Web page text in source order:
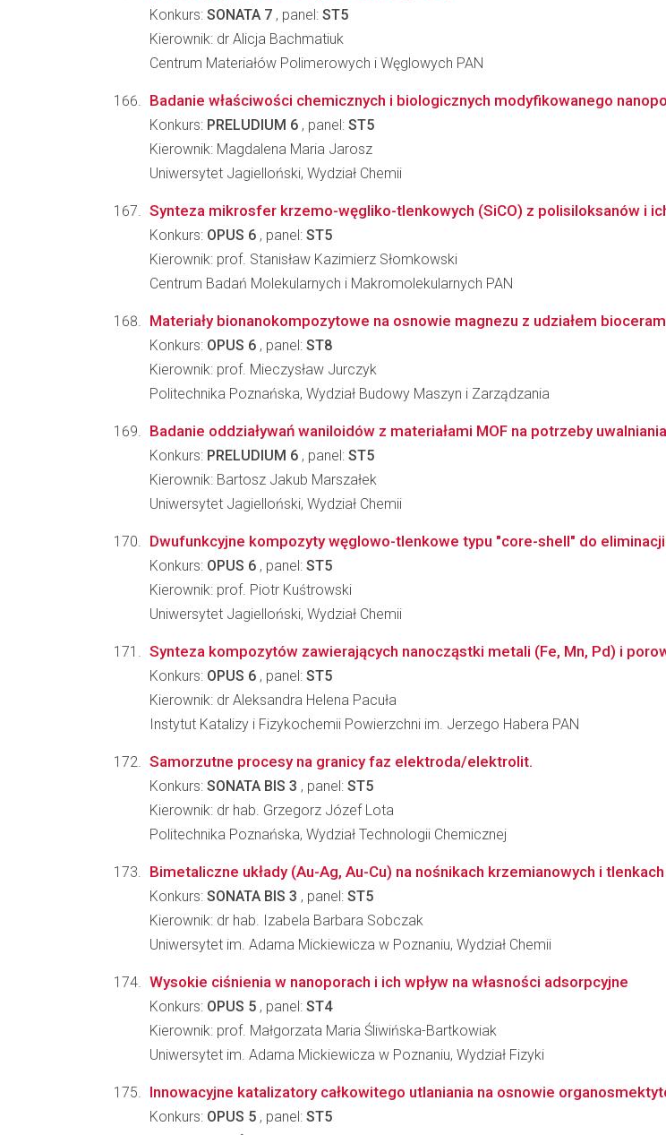
Konkurs: SONATA 7 , panel: ST5
Kierownik: dr Alicja Bachmatiuk
Centrum Materiałów Polimerowych i Węglowych PAN
Badanie właściwości chemicznych i biologicznych modyfikowanego
Konkurs: PRELUDIUM 6 , panel: ST5
Kierownik: Magdalena Maria Jarosz
Uniwersytet Jagielloński, Wydział Chemii
Synteza mikrosfer krzemo-węgliko-tlenkowych (SiCO) z polisiloksanów i
Konkurs: OPUS 6 , panel: ST5
Kierownik: prof. Stanisław Kazimierz Słomkowski
Centrum Badań Molekularnych i Makromolekularnych PAN
Materiały bionanokompozytowe na osnowie magnezu z udziałem
Konkurs: OPUS 6 , panel: ST8
Kierownik: prof. Mieczysław Jurczyk
Politechnika Poznańska, Wydział Budowy Maszyn i Zarządzania
Badanie oddziaływań waniloidów z materiałami MOF na potrzeby
Konkurs: PRELUDIUM 6 , panel: ST5
Kierownik: Bartosz Jakub Marszałek
Uniwersytet Jagielloński, Wydział Chemii
Dwufunkcyjne kompozyty węglowo-tlenkowe typu "core-shell" do
Konkurs: OPUS 6 , panel: ST5
Kierownik: prof. Piotr Kuśtrowski
Uniwersytet Jagielloński, Wydział Chemii
Synteza kompozytów zawierających nanocząstki metali (Fe, Mn, Pd) i
Konkurs: OPUS 6 , panel: ST5
Kierownik: dr Aleksandra Helena Pacuła
Instytut Katalizy i Fizykochemii Powierzchni im. Jerzego Habera PAN
Samorzutne procesy na granicy faz elektroda/elektrolit.
Konkurs: SONATA BIS 3 , panel: ST5
Kierownik: dr hab. Grzegorz Józef Lota
Politechnika Poznańska, Wydział Technologii Chemicznej
Bimetaliczne układy (Au-Ag, Au-Cu) na nośnikach krzemianowych i
Konkurs: SONATA BIS 3 , panel: ST5
Kierownik: dr hab. Izabela Barbara Sobczak
Uniwersytet im. Adama Mickiewicza w Poznaniu, Wydział Chemii
Wysokie ciśnienia w nanoporach i ich wpływ na własności adsorpcyjne
Konkurs: OPUS 5 , panel: ST4
Kierownik: prof. Małgorzata Maria Śliwińska-Bartkowiak
Uniwersytet im. Adama Mickiewicza w Poznaniu, Wydział Fizyki
Innowacyjne katalizatory całkowitego utlaniania na osnowie
Konkurs: OPUS 5 , panel: ST5